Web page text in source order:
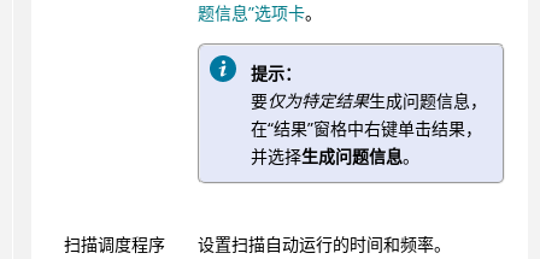
题信息”选项卡。
提示：
要仅为特定结果生成问题信息，
在“结果”窗格中右键单击结果，
并选择生成问题信息。
扫描调度程序 设置扫描自动运行的时间和频率。